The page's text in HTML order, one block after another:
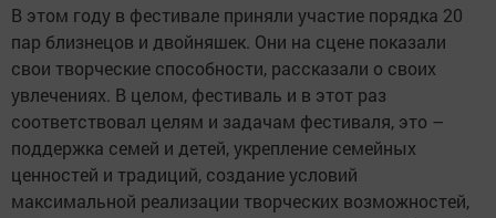
В этом году в фестивале приняли участие порядка 20
пар близнецов и двойняшек. Они на сцене показали
свои творческие способности, рассказали о своих
увлечениях. В целом, фестиваль и в этот раз
соответствовал целям и задачам фестиваля, это –
поддержка семей и детей, укрепление семейных
ценностей и традиций, создание условий
максимальной реализации творческих возможностей,